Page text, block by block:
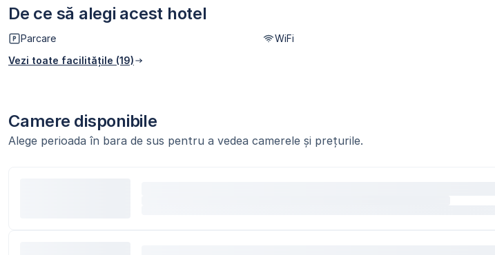
De ce să alegi acest hotel
Parcare
WiFi
Vezi toate facilitățile (19)
Camere disponibile
Alege perioada în bara de sus pentru a vedea camerele și prețurile.